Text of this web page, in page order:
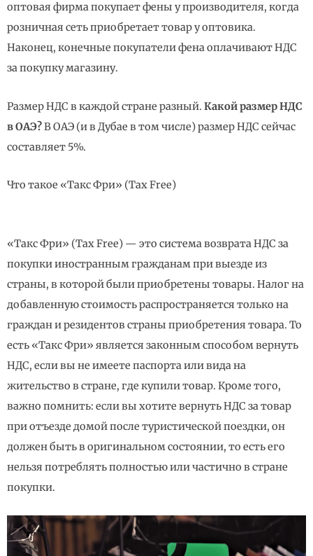
оптовая фирма покупает фены у производителя, когда
розничная сеть приобретает товар у оптовика.
Наконец, конечные покупатели фена оплачивают НДС
за покупку магазину.
Размер НДС в каждой стране разный. Какой размер НДС
в ОАЭ?В ОАЭ (и в Дубае в том числе) размер НДС сейчас
составляет 5%.
Что такое «Такс Фри» (Tax Free)
«Такс Фри» (Tax Free) — это система возврата НДС за
покупки иностранным гражданам при выезде из
страны, в которой были приобретены товары. Налог на
добавленную стоимость распространяется только на
граждан и резидентов страны приобретения товара. То
есть «Такс Фри» является законным способом вернуть
НДС, если вы не имеете паспорта или вида на
жительство в стране, где купили товар. Кроме того,
важно помнить: если вы хотите вернуть НДС за товар
при отъезде домой после туристической поездки, он
должен быть в оригинальном состоянии, то есть его
нельзя потреблять полностью или частично в стране
покупки.